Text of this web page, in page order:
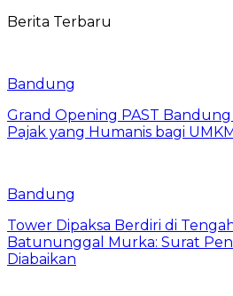
Berita Terbaru
Bandung
Grand Opening PAST
Pajak yang Humanis bagi
Bandung
Tower Dipaksa Berdiri di
Batununggal Murka: Surat
Diabaikan